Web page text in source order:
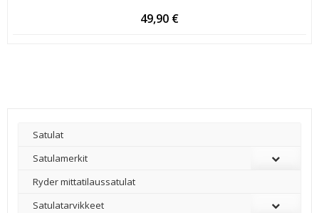
49,90 €
Satulat
Satulamerkit
Ryder mittatilaussatulat
Satulatarvikkeet
–